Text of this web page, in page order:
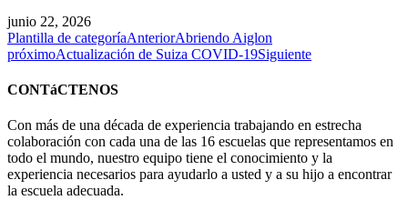
junio 22, 2026
Plantilla de categoríaAnteriorAbriendo Aiglon
próximoActualización de Suiza COVID-19Siguiente
CONTáCTENOS
Con más de una década de experiencia trabajando en estrecha
colaboración con cada una de las 16 escuelas que representamos en
todo el mundo, nuestro equipo tiene el conocimiento y la
experiencia necesarios para ayudarlo a usted y a su hijo a encontrar
la escuela adecuada.